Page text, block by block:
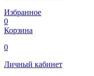
Избранное
0
Корзина
0
Личный кабинет